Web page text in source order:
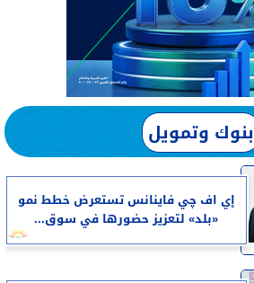
بنوك وتمويل
إي اف چي فاينانس تستعرض خطط نمو
«بلد» لتعزيز حضورها في سوق...